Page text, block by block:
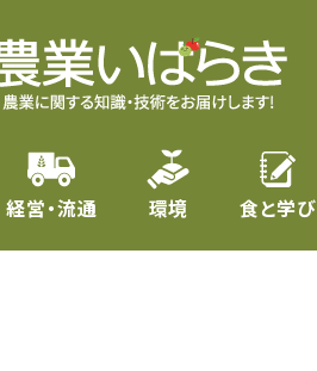
経営・流通 環境 食と学び